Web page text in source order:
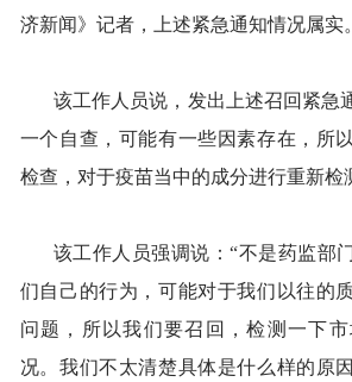
济新闻》记者，上述紧急通知情况属实。
该工作人员说，发出上述召回紧急
一个自查，可能有一些因素存在，所
检查，对于疫苗当中的成分进行重新检
该工作人员强调说：“不是药监部
们自己的行为，可能对于我们以往的
问题，所以我们要召回，检测一下
况。我们不太清楚具体是什么样的原